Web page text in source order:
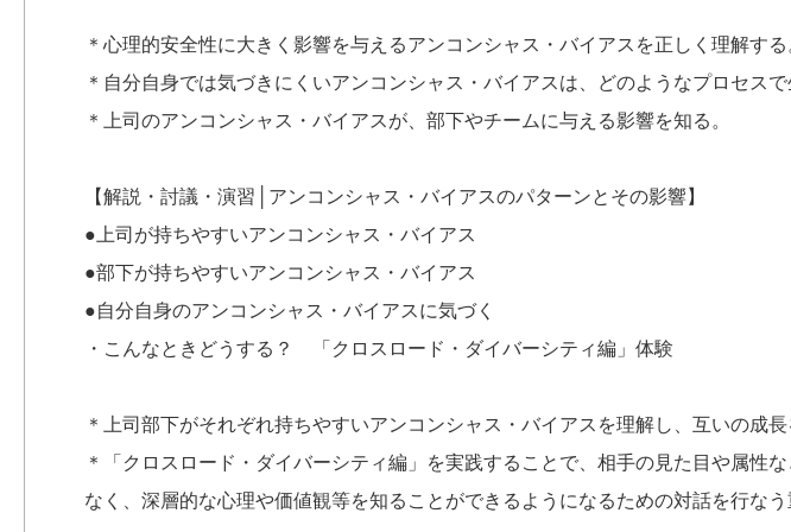
＊心理的安全性に大きく影響を与えるアンコンシャス・バイアスを正しく理解する
＊自分自身では気づきにくいアンコンシャス・バイアスは、どのようなプロセスで
＊上司のアンコンシャス・バイアスが、部下やチームに与える影響を知る。
【解説・討議・演習│アンコンシャス・バイアスのパターンとその影響】
●上司が持ちやすいアンコンシャス・バイアス
●部下が持ちやすいアンコンシャス・バイアス
●自分自身のアンコンシャス・バイアスに気づく
・こんなときどうする？ 「クロスロード・ダイバーシティ編」体験
＊上司部下がそれぞれ持ちやすいアンコンシャス・バイアスを理解し、互いの成長
＊「クロスロード・ダイバーシティ編」を実践することで、相手の見た目や属性
なく、深層的な心理や価値観等を知ることができるようになるための対話を行なう